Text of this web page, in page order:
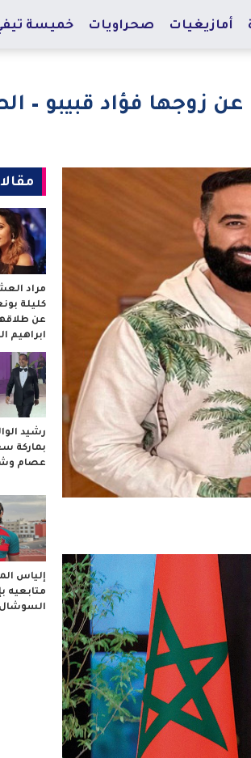
أمازيغيات صحراويات خميسة
زوجها فؤاد قبيبو –
مراد
كليلة
عن
ابراهيم
رشيد
بماركة
عصام
إلياس
متابعيه
السوشال